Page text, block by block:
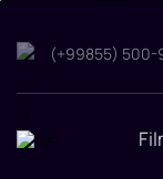
Zumrud
"Zumrud"
2020-
olingan.
(+99855) 500-